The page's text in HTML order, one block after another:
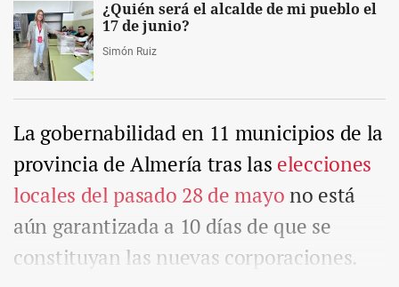
¿Quién será el alcalde de mi pueblo el
17 de junio?
Simón Ruiz
La gobernabilidad en 11 municipios de la
provincia de Almería tras las elecciones
locales del pasado 28 de mayono está
aún garantizada a 10 días de que se
constituyan las nuevas corporaciones.